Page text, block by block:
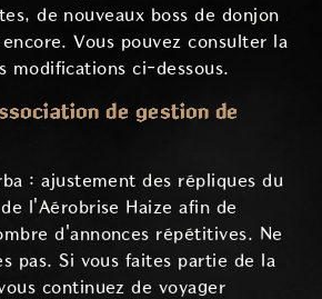
de nouveaux boss de donjon
Vous pouvez consulter la
modifications ci-dessous.
de gestion de
: ajustement des répliques du
l'Aérobrise Haize afin de
d'annonces répétitives. Ne
pas. Si vous faites partie de la
continuez de voyager